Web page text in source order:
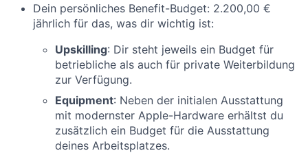
Dein persönliches Benefit-Budget: 2.200,00 €
jährlich für das, was dir wichtig ist:
Upskilling: Dir steht jeweils ein Budget für
betriebliche als auch für private Weiterbildung
zur Verfügung.
Equipment: Neben der initialen Ausstattung
mit modernster Apple-Hardware erhältst du
zusätzlich ein Budget für die Ausstattung
deines Arbeitsplatzes.